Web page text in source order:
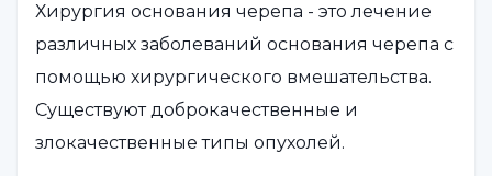
Хирургия основания черепа - это лечение
различных заболеваний основания черепа с
помощью хирургического вмешательства.
Существуют доброкачественные и
злокачественные типы опухолей.